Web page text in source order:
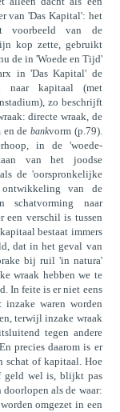
van 'Das Kapital': het
voorbeeld van de
kop zette, gebruikt
de in 'Woede en Tijd'
in 'Das Kapital' de
naar kapitaal (met
zo beschrijft
directe wraak, de
en de bankvorm (p.79).
in de 'woede-
van het joodse
de 'oorspronkelijke
van de
schatvorming naar
een verschil is tussen
bestaat immers
dat in het geval van
bij ruil 'in natura'
wraak hebben we te
In feite is er niet eens
inzake waren worden
terwijl inzake wraak
tegen andere
precies daarom is er
schat of kapitaal. Hoe
geld wel is, blijkt pas
als de waar:
omgezet in een